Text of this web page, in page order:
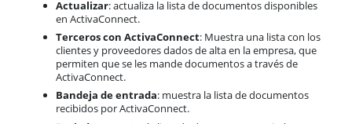
Actualizar: actualiza la lista de documentos disponibles
en ActivaConnect.
Terceros con ActivaConnect: Muestra una lista con los
clientes y proveedores dados de alta en la empresa, que
permiten que se les mande documentos a través de
ActivaConnect.
Bandeja de entrada: muestra la lista de documentos
recibidos por ActivaConnect.